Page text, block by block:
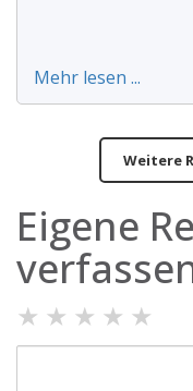
Mehr lesen ...
Weitere
Eigene
★ ★ ★ ★ ★